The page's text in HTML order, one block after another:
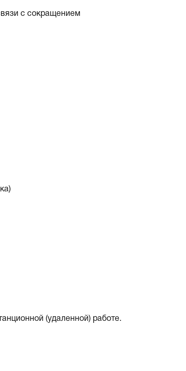
с сокращением
(удаленной) работе.